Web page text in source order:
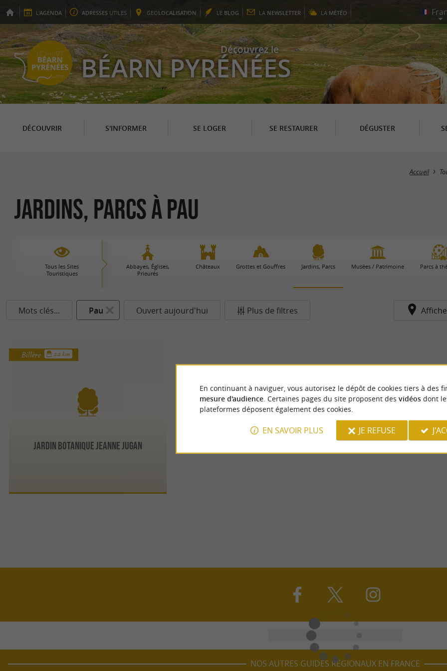
L'AGENDA ADRESSES UTILES GEOLOCALISATION LE BLOG LA NEWSLETTER LA MÉTÉO
Découvrez le
BÉARN PYRÉNÉES
DÉCOUVRIR S'INFORMER SE LOGER SE RESTAURER DÉGUSTER
Accueil
Jardins, Parcs à Pau
Tous les Sites
Touristiques
Abbayes, Églises,
Prieurés
Châteaux Grottes et Gouffres Jardins, Parcs Musées / Patrimoine Parcs à
Mots clés... Pau Ouvert aujourd'hui Plus de filtres
JARDIN BOTANIQUE JEANNE JUGAN
Billère 2.2 km
NOS AUTRES GUIDES RÉGIONAUX EN FRANCE
En continuant à naviguer, vous autorisez le dépôt de cookies tiers à des
mesure d'audience. Certaines pages du site proposent des vidéosdont
plateformes déposent également des cookies.
EN SAVOIR PLUS JE REFUSE